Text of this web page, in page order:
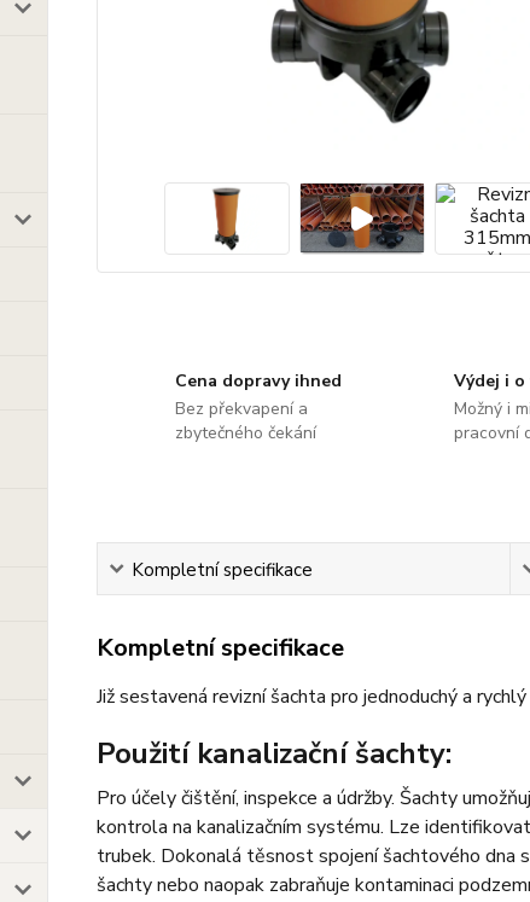
Cena dopravy ihned
Bez překvapení a
zbytečného čekání
Výdej i o
Možný i
pracovní
Kompletní specifikace
Kompletní specifikace
Již sestavená revizní šachta pro jednoduchý a rychlý
Použití kanalizační šachty:
Pro účely čištění, inspekce a údržby. Šachty
kontrola na kanalizačním systému. Lze
trubek. Dokonalá těsnost spojení šachtového dna
šachty nebo naopak zabraňuje kontaminaci